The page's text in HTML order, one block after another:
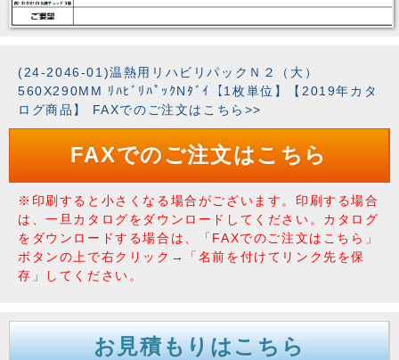
(24-2046-01)温熱用リハビリパックＮ２（大）
560X290MM ﾘﾊﾋﾞﾘﾊﾟｯｸNﾀﾞｲ【1枚単位】【2019年カタ
ログ商品】 FAXでのご注文はこちら>>
FAXでのご注文はこちら
※印刷すると小さくなる場合がございます。印刷する場合
は、一旦カタログをダウンロードしてください。カタログ
をダウンロードする場合は、「FAXでのご注文はこちら」
ボタンの上で右クリック→「名前を付けてリンク先を保
存」してください。
お見積もりはこちら